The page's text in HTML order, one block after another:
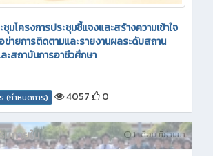
ชุมโครงการประชุมชี้แจงและสร้างความเข้าใจ
ข่ายการติดตามและรายงานผลระดับสถาน
ะสถาบันการอาชีวศึกษา
(กำหนดการ) 4057 0
1 เดือน ที่ผ่านมา
มภายใน